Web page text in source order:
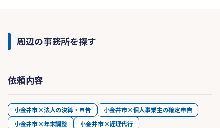
周辺の事務所を探す
依頼内容
小金井市×法人の決算・申告
小金井市×個人事業主の確定申告
小金井市×年末調整
小金井市×経理代行